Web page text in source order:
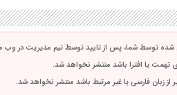
شده توسط شما، پس از تایید توسط تیم مدیریت در وب
تهمت یا افترا باشد منتشر نخواهد شد.
از زبان فارسی یا غیر مرتبط باشد منتشر نخواهد شد.